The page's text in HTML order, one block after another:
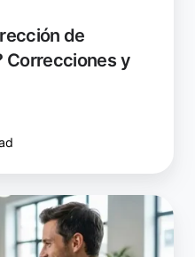
de
Correcciones y